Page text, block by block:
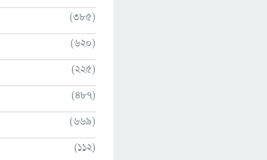
(385)
(620)
(225)
(487)
(669)
(112)